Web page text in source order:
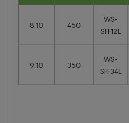
WS-
SFF12L
450
8.10
WS-
SFF34L
350
9.10